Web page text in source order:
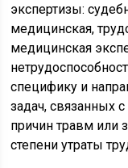
экспертизы:
медицинская,
медицинская
специфику и
задач, связанных
причин травм или
степени утраты